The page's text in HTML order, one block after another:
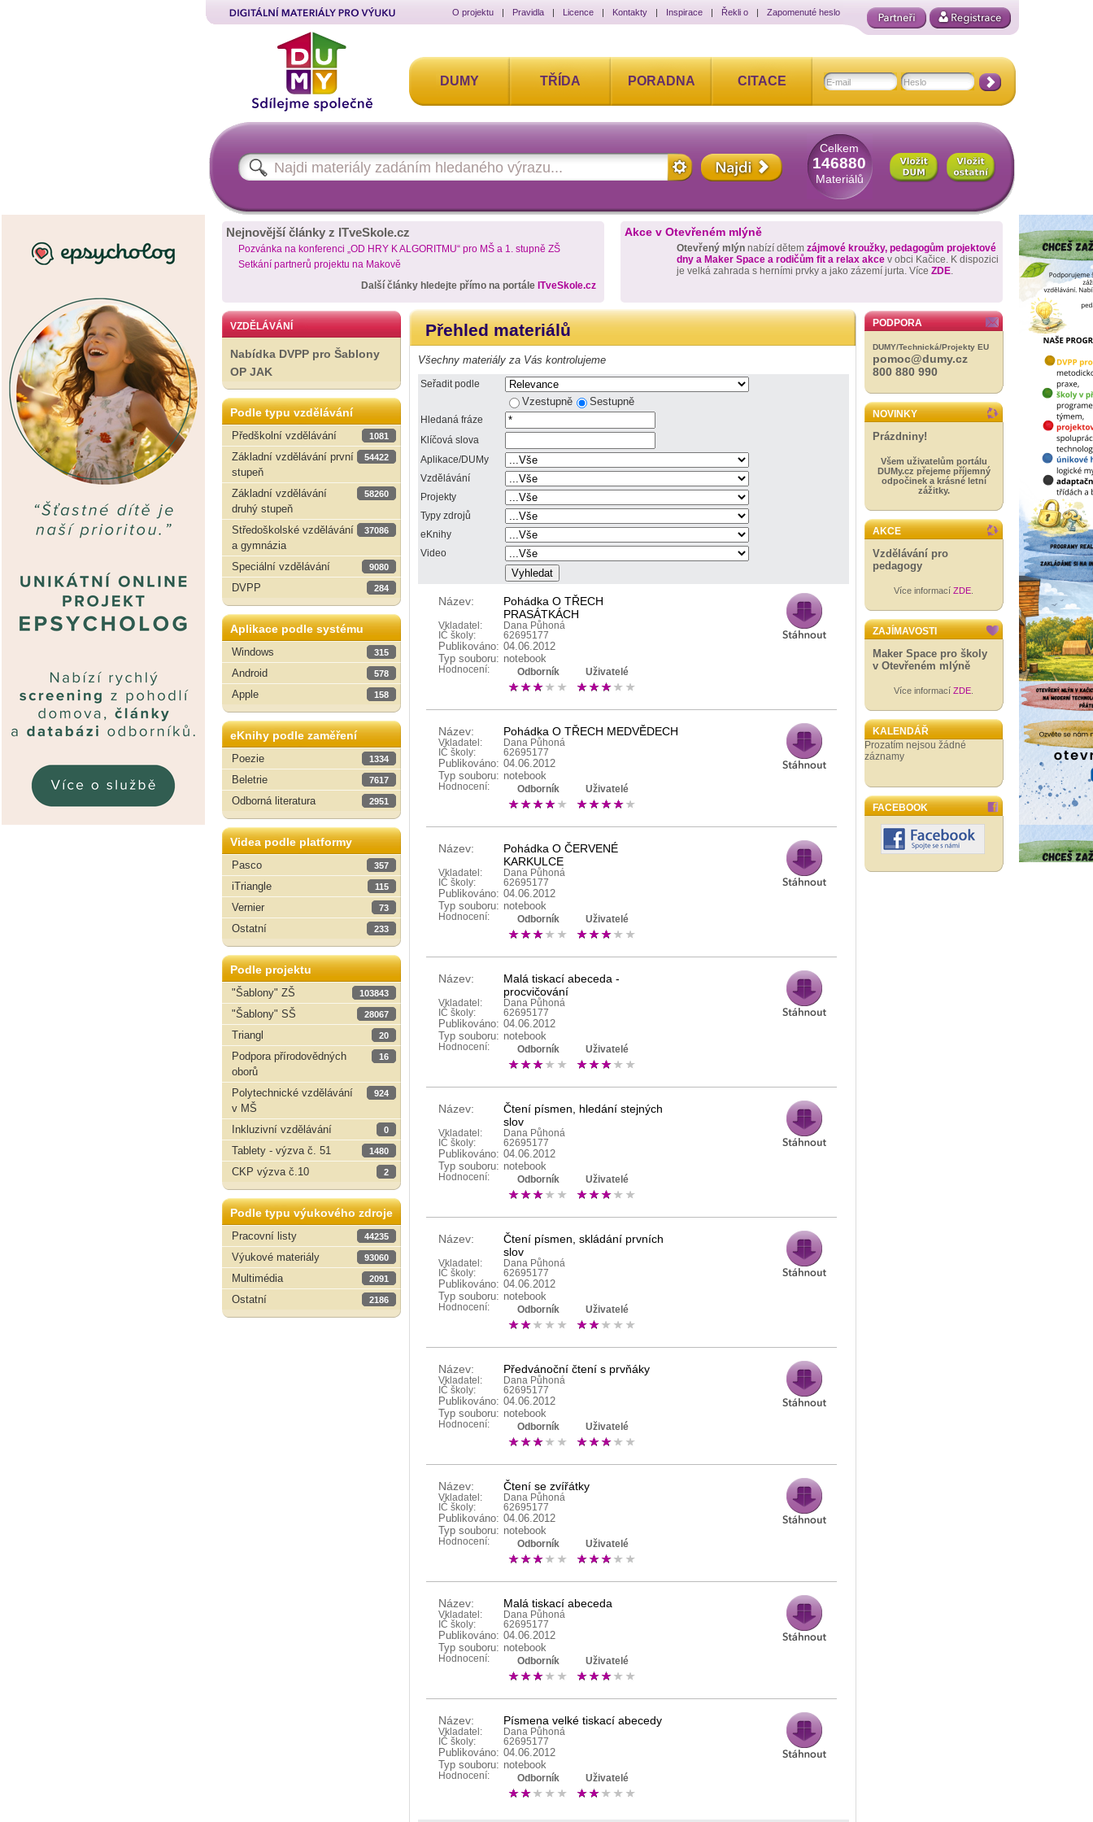
O projektu | Pravidla | Licence | Kontakty | Inspirace | Řekli o | Zapomenuté heslo
DUMY TŘÍDA PORADNA CITACE
Celkem
146880
Materiálů
Nejnovější články z ITveSkole.cz
Pozvánka na konferenci „OD HRY K ALGORITMU“ pro MŠ a 1. stupně ZŠ
Setkání partnerů projektu na Makově
Další články hledejte přímo na portále ITveSkole.cz
Akce v Otevřeném mlýně
Otevřený mlýn nabízí dětem zájmové kroužky, pedagogům projektové
dny a Maker Space a rodičům fit a relax akce v obci Kačice. K dispozici
je velká zahrada s herními prvky a jako zázemí jurta. Více ZDE.
VZDĚLÁVÁNÍ
Nabídka DVPP pro Šablony
OP JAK
Podle typu vzdělávání
Předškolní vzdělávání
1081
Základní vzdělávání první
stupeň
54422
Základní vzdělávání
druhý stupeň
58260
Středoškolské vzdělávání
a gymnázia
37086
Speciální vzdělávání 9080
DVPP 284
Aplikace podle systému
Windows
315
Android 578
Apple 158
eKnihy podle zaměření
Poezie
1334
Beletrie 7617
Odborná literatura 2951
Videa podle platformy
Pasco
357
iTriangle 115
Vernier 73
Ostatní 233
Podle projektu
"Šablony" ZŠ
103843
"Šablony" SŠ 28067
Triangl 20
Podpora přírodovědných
oborů
16
Polytechnické vzdělávání
v MŠ
924
Inkluzivní vzdělávání 0
Tablety - výzva č. 51 1480
CKP výzva č.10 2
Podle typu výukového zdroje
Pracovní listy
44235
Výukové materiály 93060
Multimédia 2091
Ostatní 2186
Přehled materiálů
Všechny materiály za Vás kontrolujeme
Seřadit podle
Vzestupně Sestupně
Hledaná fráze
Klíčová slova
Aplikace/DUMy
Vzdělávání
Projekty
Typy zdrojů
eKnihy
Video
Název:
Pohádka O TŘECH
PRASÁTKÁCH
Vkladatel:
Dana Půhoná
IČ školy:
62695177
Publikováno: 04.06.2012
Typ souboru: notebook
Hodnocení: Odborník Uživatelé
Název: Pohádka O TŘECH MEDVĚDECH
Vkladatel:
Dana Půhoná
IČ školy:
62695177
Publikováno: 04.06.2012
Typ souboru: notebook
Hodnocení: Odborník Uživatelé
Název:
Pohádka O ČERVENÉ
KARKULCE
Vkladatel:
Dana Půhoná
IČ školy:
62695177
Publikováno: 04.06.2012
Typ souboru: notebook
Hodnocení: Odborník Uživatelé
Název:
Malá tiskací abeceda -
procvičování
Vkladatel:
Dana Půhoná
IČ školy:
62695177
Publikováno: 04.06.2012
Typ souboru: notebook
Hodnocení: Odborník Uživatelé
Název:
Čtení písmen, hledání stejných
slov
Vkladatel:
Dana Půhoná
IČ školy:
62695177
Publikováno: 04.06.2012
Typ souboru: notebook
Hodnocení: Odborník Uživatelé
Název:
Čtení písmen, skládání prvních
slov
Vkladatel:
Dana Půhoná
IČ školy:
62695177
Publikováno: 04.06.2012
Typ souboru: notebook
Hodnocení: Odborník Uživatelé
Název: Předvánoční čtení s prvňáky
Vkladatel:
Dana Půhoná
IČ školy:
62695177
Publikováno: 04.06.2012
Typ souboru: notebook
Hodnocení: Odborník Uživatelé
Název: Čtení se zvířátky
Vkladatel:
Dana Půhoná
IČ školy:
62695177
Publikováno: 04.06.2012
Typ souboru: notebook
Hodnocení: Odborník Uživatelé
Název: Malá tiskací abeceda
Vkladatel:
Dana Půhoná
IČ školy:
62695177
Publikováno: 04.06.2012
Typ souboru: notebook
Hodnocení: Odborník Uživatelé
Název: Písmena velké tiskací abecedy
Vkladatel:
Dana Půhoná
IČ školy:
62695177
Publikováno: 04.06.2012
Typ souboru: notebook
Hodnocení: Odborník Uživatelé
PODPORA
DUMY/Technická/Projekty EU
pomoc@dumy.cz
800 880 990
NOVINKY
Prázdniny!
Všem uživatelům portálu
DUMy.cz přejeme příjemný
odpočinek a krásné letní
zážitky.
AKCE
Vzdělávání pro
pedagogy
Více informací ZDE
ZAJÍMAVOSTI
Maker Space pro školy
v Otevřeném mlýně
Více informací ZDE
KALENDÁŘ
Prozatím nejsou žádné
záznamy
FACEBOOK